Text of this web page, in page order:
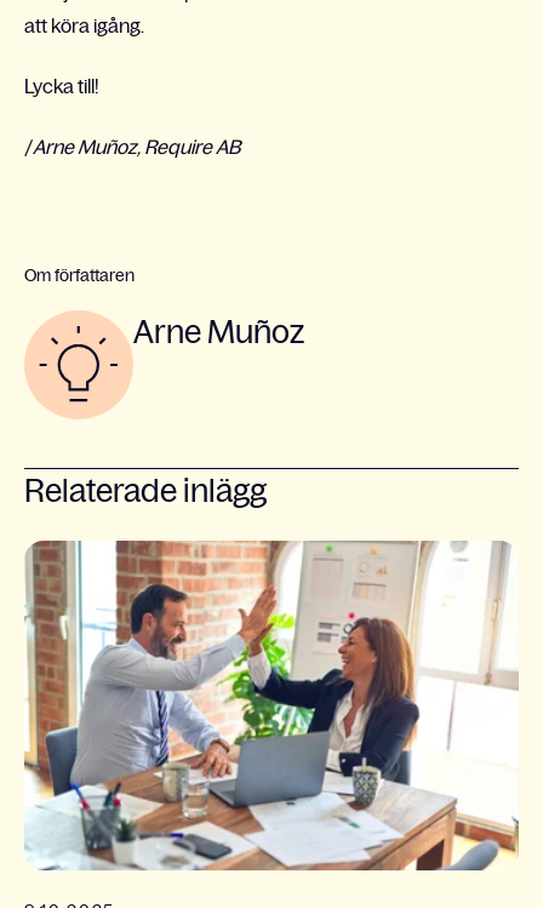
att köra igång.
Lycka till!
/Arne Muñoz, Require AB
Om författaren
Arne Muñoz
Relaterade inlägg